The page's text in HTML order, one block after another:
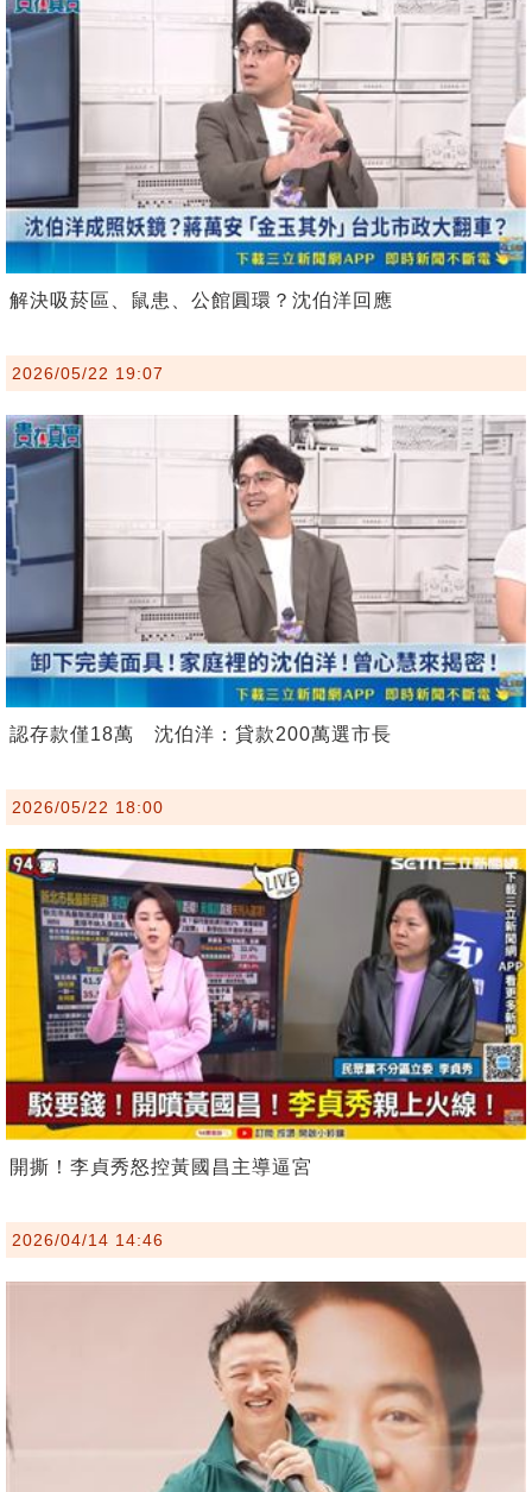
解決吸菸區、鼠患、公館圓環？沈伯洋回應
2026/05/22 19:07
認存款僅18萬 沈伯洋：貸款200萬選市長
2026/05/22 18:00
開撕！李貞秀怒控黃國昌主導逼宮
2026/04/14 14:46